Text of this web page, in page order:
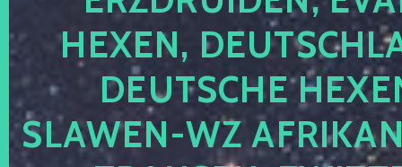
HEXEN,
DEUTSCHE
SLAWEN-WZ